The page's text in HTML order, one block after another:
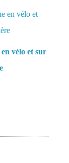
vélo et sur